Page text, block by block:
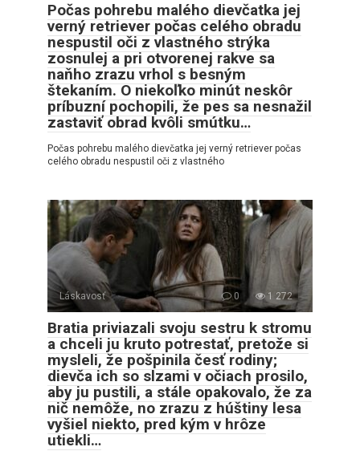
Počas pohrebu malého dievčatka jej
verný retriever počas celého obradu
nespustil oči z vlastného strýka
zosnulej a pri otvorenej rakve sa
naňho zrazu vrhol s besným
štekaním. O niekoľko minút neskôr
príbuzní pochopili, že pes sa nesnažil
zastaviť obrad kvôli smútku…
Počas pohrebu malého dievčatka jej verný retriever počas
celého obradu nespustil oči z vlastného
Láskavosť 0 1 272
Bratia priviazali svoju sestru k stromu
a chceli ju kruto potrestať, pretože si
mysleli, že pošpinila česť rodiny;
dievča ich so slzami v očiach prosilo,
aby ju pustili, a stále opakovalo, že za
nič nemôže, no zrazu z húštiny lesa
vyšiel niekto, pred kým v hrôze
utiekli…